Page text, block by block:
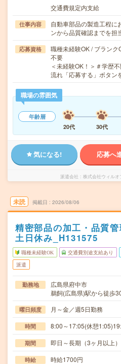
交通費規定内支給
仕事内容
自動車部品の製造工程に
ンから品質確認までを
応募資格
職種未経験OK / ブラン
不要
＜未経験OK！＞＃学歴
流れ「応募する」ボタ
職場の雰囲気
年齢層
20代
30代
気になる! 応募へ
派遣会社 株式会社ウィル
未読 掲載日 2026/08/06
精密部品の加工・品質
土日休み_H131575
職種未経験OK 交通費別途支給あり
派遣
勤務地
広島県府中市
鵜飼(広島県)駅から徒歩
曜日頻度 月～金／週5日勤務
時間 8:00～17:05(休憩
期間 即日～長期（3ヶ月以上
時給 時給1700円